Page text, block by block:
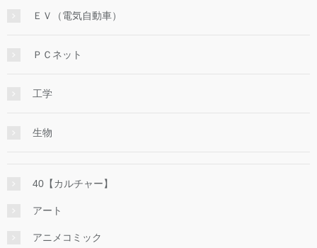
ＥＶ（電気自動車）
ＰＣネット
工学
生物
40【カルチャー】
アート
アニメコミック